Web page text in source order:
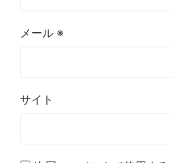
メール ※
サイト